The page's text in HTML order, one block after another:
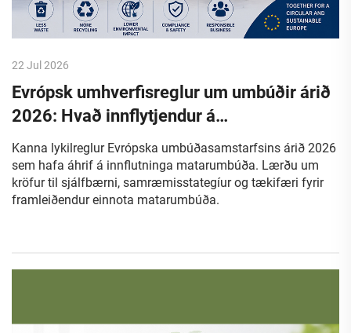
22 Jul 2026
Evrópsk umhverfisreglur um umbúðir árið
2026: Hvað innflytjendur á
matvælaumbúðum þurfa að vita
Kanna lykilreglur Evrópska umbúðasamstarfsins árið 2026
sem hafa áhrif á innflutninga matarumbúða. Lærðu um
kröfur til sjálfbærni, samræmisstategíur og tækifæri fyrir
framleiðendur einnota matarumbúða.